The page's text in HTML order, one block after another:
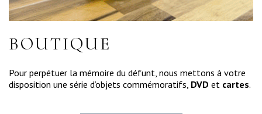
BOUTIQUE
Pour perpétuer la mémoire du défunt, nous mettons à votre
disposition une série d’objets commémoratifs, DVD et cartes.